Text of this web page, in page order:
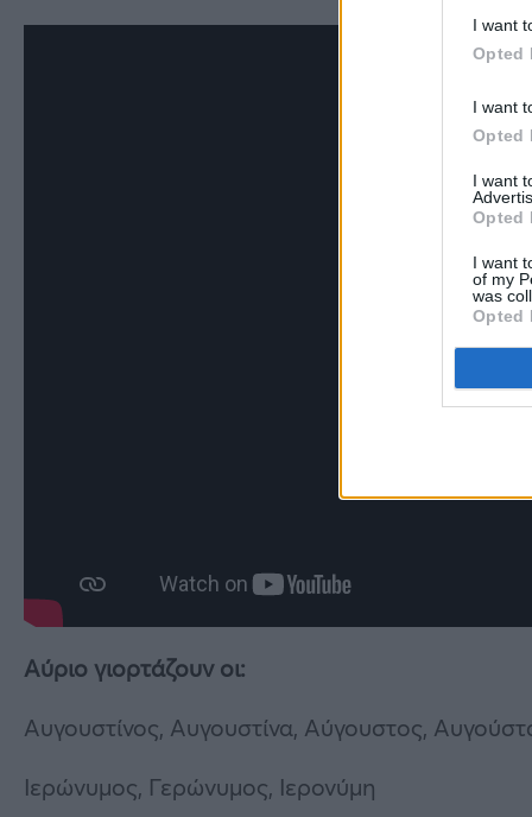
I want
Opted
I want
Opted
I want
Opted
I want
of my
was
Opted
Αύριο γιορτάζουν οι:
Αυγουστίνος, Αυγουστίνα, Αύγουστος,
Ιερώνυμος, Γερώνυμος, Ιερονύμη